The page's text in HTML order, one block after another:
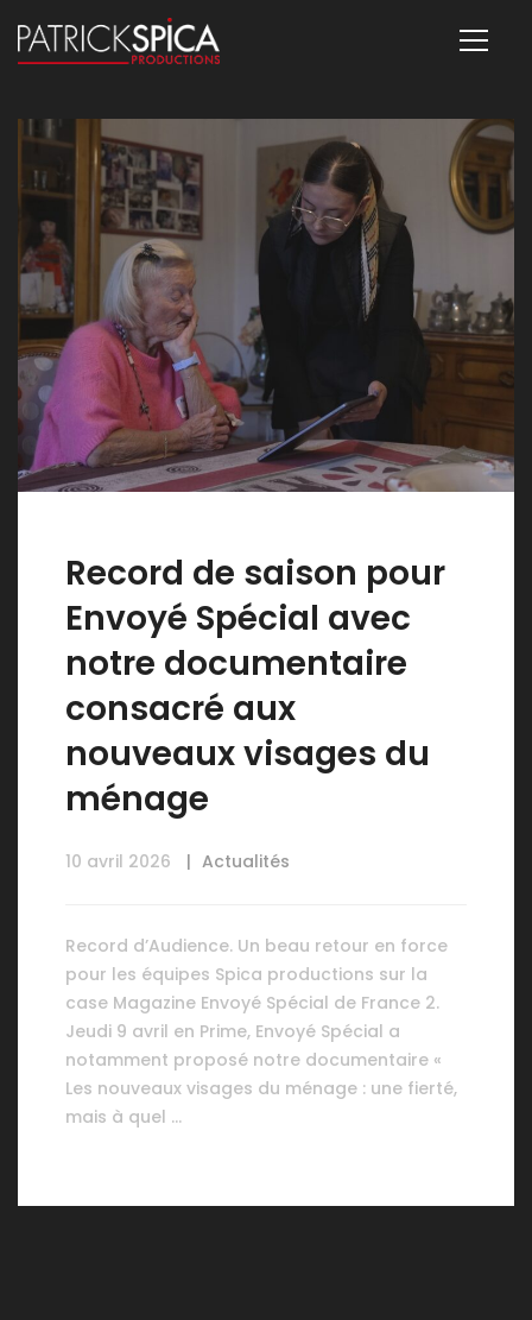
Record de saison pour
Envoyé Spécial avec
notre documentaire
consacré aux
nouveaux visages du
ménage
10 avril 2026 Actualités
Record d’Audience. Un beau retour en force
pour les équipes Spica productions sur la
case Magazine Envoyé Spécial de France 2.
Jeudi 9 avril en Prime, Envoyé Spécial a
notamment proposé notre documentaire «
Les nouveaux visages du ménage : une fierté,
mais à quel …